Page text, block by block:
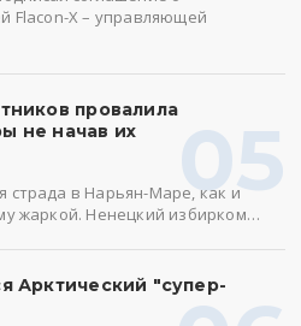
Flacon-X – управляющей
05
провалила
не начав их
страда в Нарьян-Маре, как и
жаркой. Ненецкий избирком…
Арктический "супер-